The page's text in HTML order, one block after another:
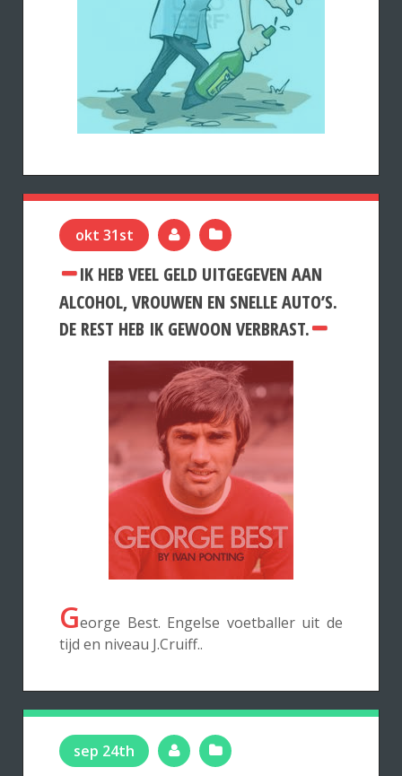
okt 31st
IK HEB VEEL GELD UITGEGEVEN AAN
ALCOHOL, VROUWEN EN SNELLE AUTO’S.
DE REST HEB IK GEWOON VERBRAST.
George Best. Engelse voetballer uit de
tijd en niveau J.Cruiff..
sep 24th